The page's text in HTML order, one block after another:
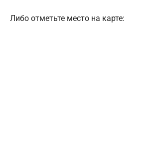
Либо отметьте место на карте: